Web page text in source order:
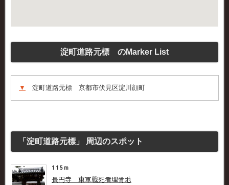
淀町道路元標 のMarker List
▼ 淀町道路元標 京都市伏見区淀川顔町
「淀町道路元標」 周辺のスポット
115m
長円寺 東軍戦死者埋骨地